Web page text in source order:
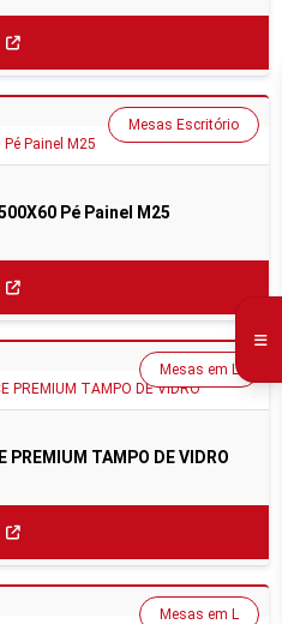
Pé Painel M25
Mesas Escritório
PREMIUM TAMPO DE VIDRO
Mesas em L
Mesas em L